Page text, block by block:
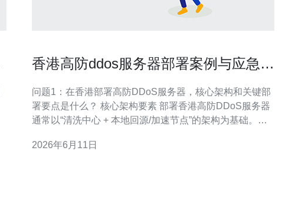
香港高防ddos服务器部署案例与应急处
问题1：在香港部署高防DDoS服务器，核心架构和关键部
署要点是什么？ 核心架构要素 部署香港高防DDoS服务器
通常以“清洗中心 + 本地回源/加速节点”的架构为基础。清
责低延迟访问和回源分发。常见组件包括边缘转发设备、
2026年6月11日